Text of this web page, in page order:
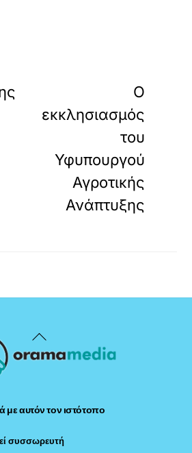
Ο
εκκλησιασμός
του
Υφυπουργού
Αγροτικής
Ανάπτυξης
Back
To
με αυτόν τον ιστότοπο
συσσωρευτή